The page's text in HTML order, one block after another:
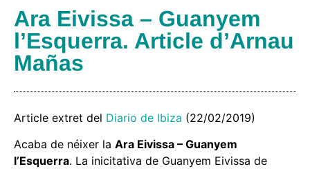
Ara Eivissa – Guanyem
l’Esquerra. Article d’Arnau
Mañas
Article extret del Diario de Ibiza (22/02/2019)
Acaba de néixer la Ara Eivissa – Guanyem
l’Esquerra. La inicitativa de Guanyem Eivissa de